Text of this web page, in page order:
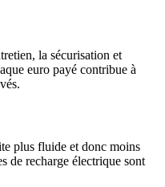
la sécurisation et
euro payé contribue à
plus fluide et donc moins
de recharge électrique sont